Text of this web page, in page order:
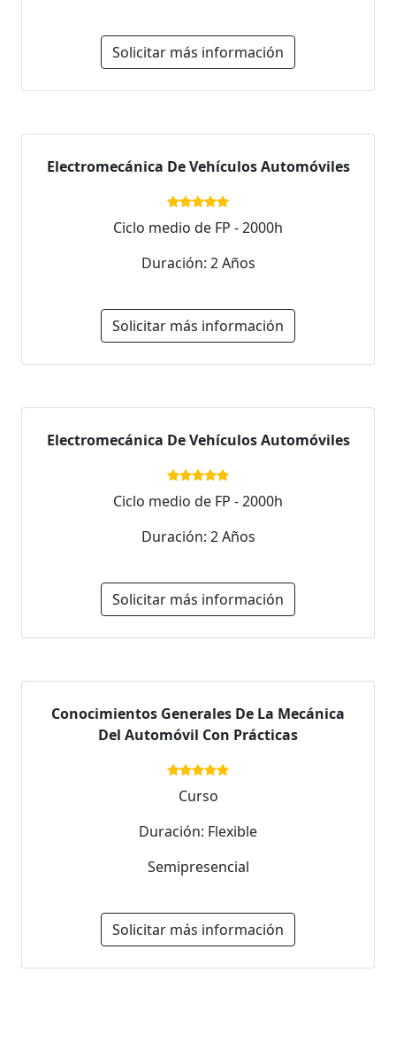
Solicitar más información
Electromecánica De Vehículos Automóviles
Ciclo medio de FP - 2000h
Duración: 2 Años
Solicitar más información
Electromecánica De Vehículos Automóviles
Ciclo medio de FP - 2000h
Duración: 2 Años
Solicitar más información
Conocimientos Generales De La Mecánica
Del Automóvil Con Prácticas
Curso
Duración: Flexible
Semipresencial
Solicitar más información